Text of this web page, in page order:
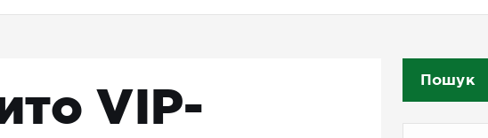
VIP-
Пошук